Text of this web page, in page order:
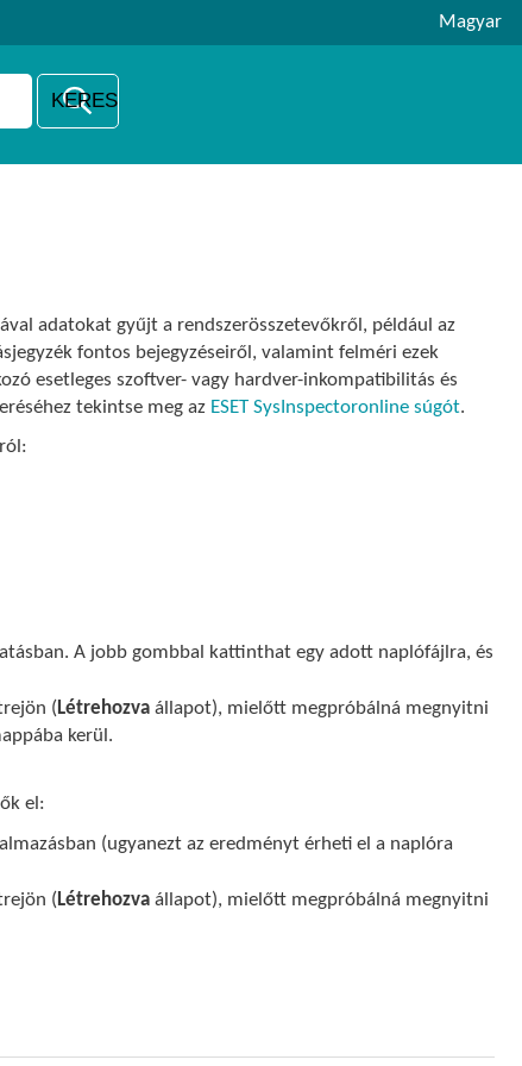
Magyar
adatokat gyűjt a rendszerösszetevőkről, például az
fontos bejegyzéseiről, valamint felméri ezek
esetleges szoftver- vagy hardver-inkompatibilitás és
tekintse meg az ESET SysInspectoronline súgót.
A jobb gombbal kattinthat egy adott naplófájlra, és
( Létrehozva állapot), mielőtt megpróbálná megnyitni
kerül.
el:
(ugyanezt az eredményt érheti el a naplóra
( Létrehozva állapot), mielőtt megpróbálná megnyitni